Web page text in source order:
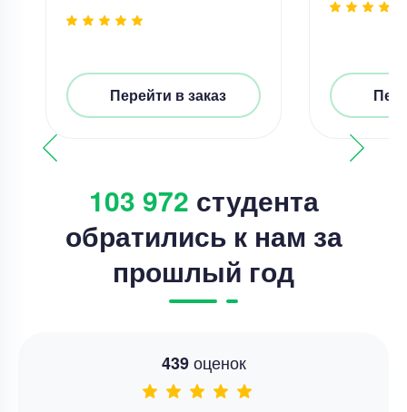
Перейти в заказ
103 972 студента
обратились к нам за
прошлый год
439оценок